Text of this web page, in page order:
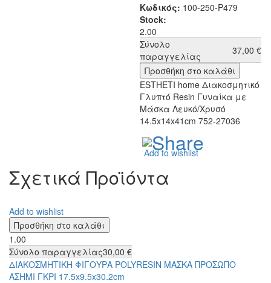
Κωδικός: 100-250-P479
Stock:
2.00
Σύνολο
παραγγελίας
37,00 €
ESTHETI home Διακοσμητικό
Γλυπτό Resin Γυναίκα με
Μάσκα Λευκό/Χρυσό
14.5x14x41cm 752-27036
Add to wishlist
Σχετικά Προϊόντα
Add to wishlist
1.00
Σύνολο παραγγελίας30,00 €
ΔΙΑΚΟΣΜΗΤΙΚΗ ΦΙΓΟΥΡΑ POLYRESIN ΜΑΣΚΑ ΠΡΟΣΩΠΟ
ΑΣΗΜΙ ΓΚΡΙ 17.5x9.5x30.2cm